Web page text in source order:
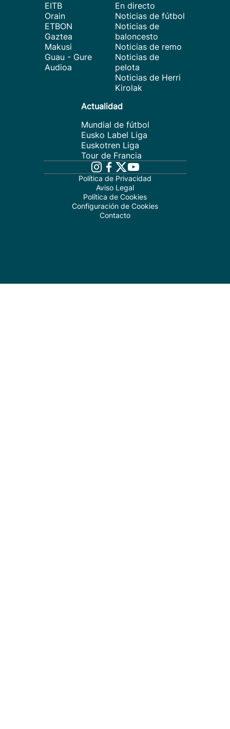
EITB
Orain
ETBON
Gaztea
Makusi
Guau - Gure
Audioa
En directo
Noticias de fútbol
Noticias de
baloncesto
Noticias de remo
Noticias de
pelota
Noticias de Herri
Kirolak
Actualidad
Mundial de fútbol
Eusko Label Liga
Euskotren Liga
Tour de Francia
Política de Privacidad
Aviso Legal
Política de Cookies
Configuración de Cookies
Contacto